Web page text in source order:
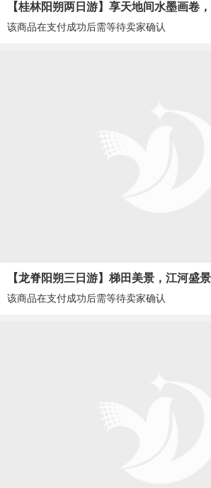
【桂林阳朔两日游】享天地间水墨画卷
该商品在支付成功后需等待卖家确认
【龙脊阳朔三日游】梯田美景，江河盛
该商品在支付成功后需等待卖家确认